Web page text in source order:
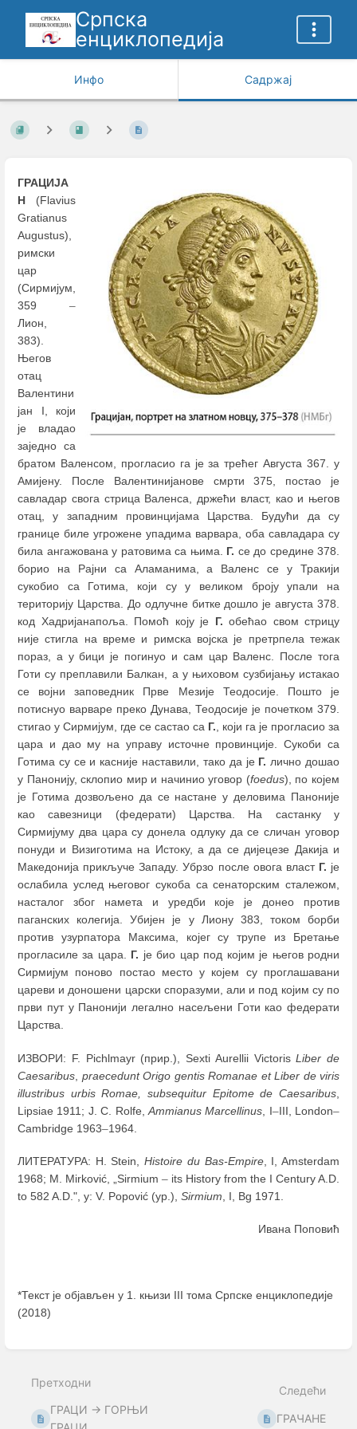
Српска
енциклопедија
Инфо Садржај
ГРАЦИЈА
Н (Flavius
Gratianus
Augustus),
римски
цар
(Сирмијум,
359 –
Лион,
383).
Његов
отац
Валентини
јан I, који
је владао
заједно са
братом Валенсом, прогласио га је за трећег Августа 367. у
Амијену. После Валентинијанове смрти 375, постао је
савладар свога стрица Валенса, држећи власт, као и његов
отац, у западним провинцијама Царства. Будући да су
границе биле угрожене упадима варвара, оба савладара су
била ангажована у ратовима са њима. Г. се до средине 378.
борио на Рајни са Аламанима, а Валенс се у Тракији
сукобио са Готима, који су у великом броју упали на
територију Царства. До одлучне битке дошло је августа 378.
код Хадријанапоља. Помоћ коју је Г. обећао свом стрицу
није стигла на време и римска војска је претрпела тежак
пораз, а у бици је погинуо и сам цар Валенс. После тога
Готи су преплавили Балкан, а у њиховом сузбијању истакао
се војни заповедник Прве Мезије Теодосије. Пошто је
потиснуо варваре преко Дунава, Теодосије је почетком 379.
стигао у Сирмијум, где се састао са Г., који га је прогласио за
цара и дао му на управу источне провинције. Сукоби са
Готима су се и касније наставили, тако да је Г. лично дошао
у Панонију, склопио мир и начинио уговор (foedus), по којем
је Готима дозвољено да се настане у деловима Паноније
као савезници (федерати) Царства. На састанку у
Сирмијуму два цара су донела одлуку да се сличан уговор
понуди и Визиготима на Истоку, а да се дијецезе Дакија и
Македонија прикључе Западу. Убрзо после овога власт Г. је
ослабила услед његовог сукоба са сенаторским сталежом,
насталог због намета и уредби које је донео против
паганских колегија. Убијен је у Лиону 383, током борби
против узурпатора Максима, којег су трупе из Бретање
прогласиле за цара. Г. је био цар под којим је његов родни
Сирмијум поново постао место у којем су проглашавани
цареви и доношени царски споразуми, али и под којим су по
први пут у Панонији легално насељени Готи као федерати
Царства.
ИЗВОРИ: F. Pichlmayr (прир.), Sexti Aurellii VictorisLiber de
Caesaribus praecedunt Origo gentis Romanae et Liber de viris
illustribus urbis Romae, subsequitur Epitome de Caesaribus
Lipsiae 1911; J. C. Rolfe, Ammianus Marcellinus , I–III, London–
Cambridge 1963–1964.
ЛИТЕРАТУРА: H. Stein,Histoire du Bas-Empire, I, Amsterdam
1968; M. Mirković, „Sirmium – its History from the I Century A.D.
to 582 A.D.", у: V. Popović (ур.), Sirmium , I, Bg 1971.
Ивана Поповић
*Текст је објављен у 1. књизи III тома Српске енциклопедије
(2018)
mode
Претходни
ГРАЦИ → ГОРЊИ
Следећи
ГРАЧАНЕ